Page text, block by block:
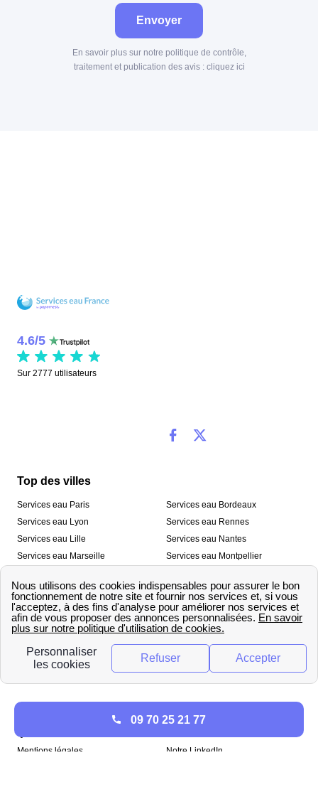
Envoyer
En savoir plus sur notre politique de contrôle,
traitement et publication des avis : cliquez ici
4.6/5
Sur 2777 utilisateurs
Top des villes
Services eau Paris
Services eau Lyon
Services eau Lille
Services eau Marseille
Services eau Toulon
Services eau Bordeaux
Services eau Rennes
Services eau Nantes
Services eau Montpellier
Services eau Strasbourg
Nos outils
🛁 Simulateur consommation eau
💧 Comparer les fournisseurs
d’eau
Qui sommes-nous ?
Mentions légales
Notre LinkedIn
09 70 25 21 77